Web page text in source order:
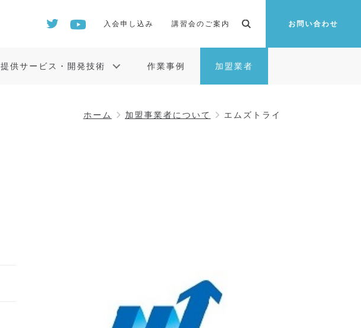
入会申し込み 講習会のご案内 お問い合わせ
提供サービス・開発技術 作業事例 加盟業者
ホーム 加盟事業者について エムズトライ